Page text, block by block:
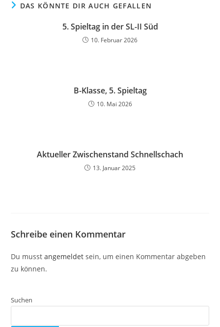
DAS KÖNNTE DIR AUCH GEFALLEN
5. Spieltag in der SL-II Süd
10. Februar 2026
B-Klasse, 5. Spieltag
10. Mai 2026
Aktueller Zwischenstand Schnellschach
13. Januar 2025
Schreibe einen Kommentar
Du musstangemeldet sein, um einen Kommentar abgeben
zu können.
Suchen